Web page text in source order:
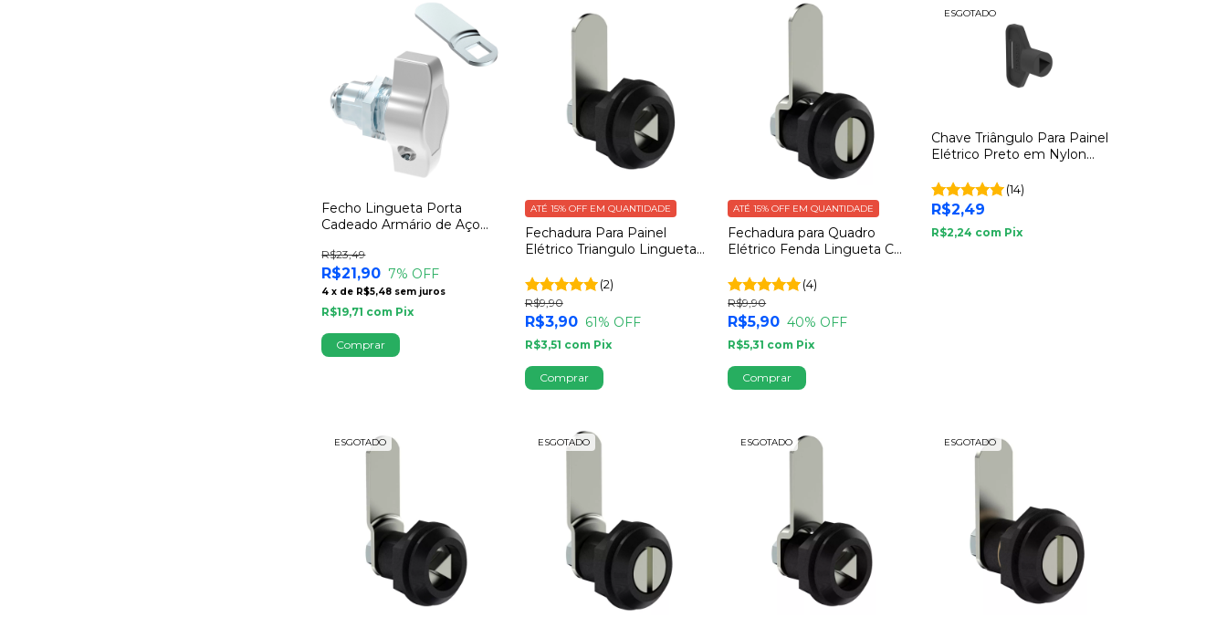
Fecho Lingueta Porta
Cadeado Armário de Aço
R$21,90
R$23,49
7% OFF
4 x de R$5,48 sem juros
R$19,71 com Pix
Fechadura Para Painel
Elétrico Triangulo Lingueta
(2)
R$3,90
R$9,90
61% OFF
ATÉ 15% OFF EM QUANTIDADE
R$3,51 com Pix
Fechadura para Quadro
Elétrico Fenda Lingueta C
(4)
R$5,90
R$9,90
40% OFF
ATÉ 15% OFF EM QUANTIDADE
R$5,31 com Pix
ESGOTADO
Chave Triângulo Para Painel
Elétrico Preto em Nylon
(14)
R$2,49
R$2,24 com Pix
ESGOTADO ESGOTADO ESGOTADO ESGOTADO